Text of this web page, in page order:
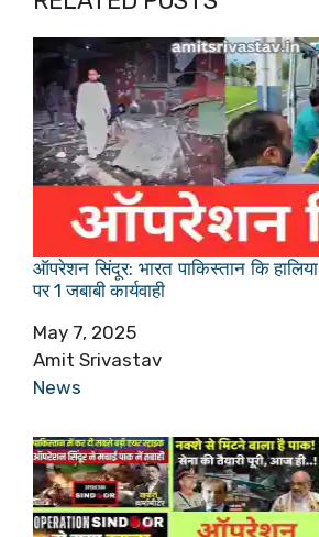
ऑपरेशन सिंदूर: भारत पाकिस्तान कि
पर 1 जबाबी कार्यवाही
Date
May 7, 2025
Author
Amit Srivastav
In relation to
News